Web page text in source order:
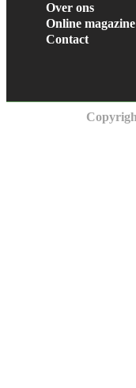
Over ons
Online magazine
Contact